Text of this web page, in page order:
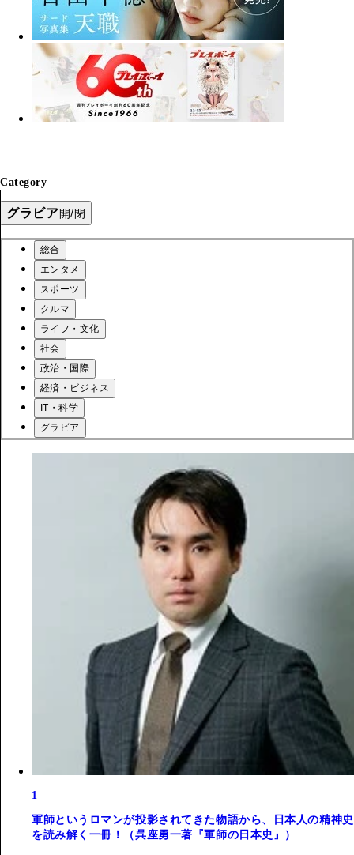
Category
グラビア開/閉
総合
エンタメ
スポーツ
クルマ
ライフ・文化
社会
政治・国際
経済・ビジネス
IT・科学
グラビア
1
軍師というロマンが投影されてきた物語から、日本人の精神史
を読み解く一冊！（呉座勇一著『軍師の日本史』）